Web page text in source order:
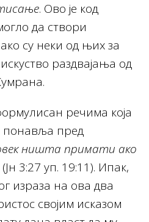
. Ово је код
да створи
су неки од њих за
раздвајања од
речима која
понавља пред
ништа примати ако
(Jн 3:27 уп. 19:11). Ипак,
израза на ова два
својим исказом